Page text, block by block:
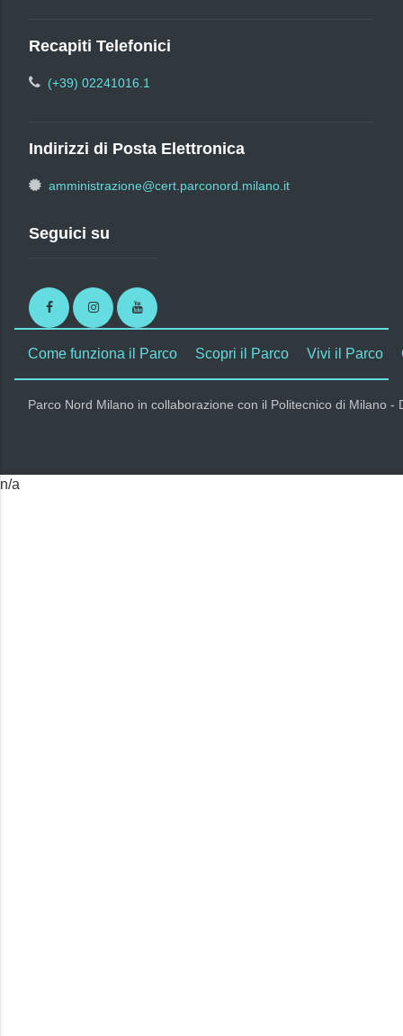
Recapiti Telefonici
(+39) 02241016.1
Indirizzi di Posta Elettronica
amministrazione@cert.parconord.milano.it
Seguici su
FacebookInstagramYoutube
Come funziona il Parco Scopri il Parco Vivi il Parco
Parco Nord Milano in collaborazione con il Politecnico di Milano
n/a